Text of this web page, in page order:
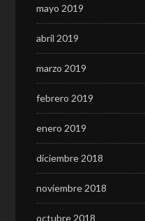
mayo 2019
abril 2019
marzo 2019
febrero 2019
enero 2019
diciembre 2018
noviembre 2018
octubre 2018